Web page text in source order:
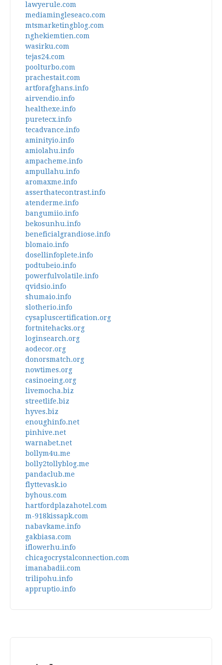
lawyerule.com
mediamingleseaco.com
mtsmarketingblog.com
nghekiemtien.com
wasirku.com
tejas24.com
poolturbo.com
prachestait.com
artforafghans.info
airvendio.info
healthexe.info
puretecx.info
tecadvance.info
aminityio.info
amiolahu.info
ampacheme.info
ampullahu.info
aromaxme.info
asserthatecontrast.info
atenderme.info
bangumiio.info
bekosunhu.info
beneficialgrandiose.info
blomaio.info
dosellinfoplete.info
podtubeio.info
powerfulvolatile.info
qvidsio.info
shumaio.info
slotherio.info
cysapluscertification.org
fortnitehacks.org
loginsearch.org
aodecor.org
donorsmatch.org
nowtimes.org
casinoeing.org
livemocha.biz
streetlife.biz
hyves.biz
enoughinfo.net
pinhive.net
warnabet.net
bollym4u.me
bolly2tollyblog.me
pandaclub.me
flyttevask.io
byhous.com
hartfordplazahotel.com
m-918kissapk.com
nabavkame.info
gakbiasa.com
iflowerhu.info
chicagocrystalconnection.com
imanabadii.com
trilipohu.info
appruptio.info